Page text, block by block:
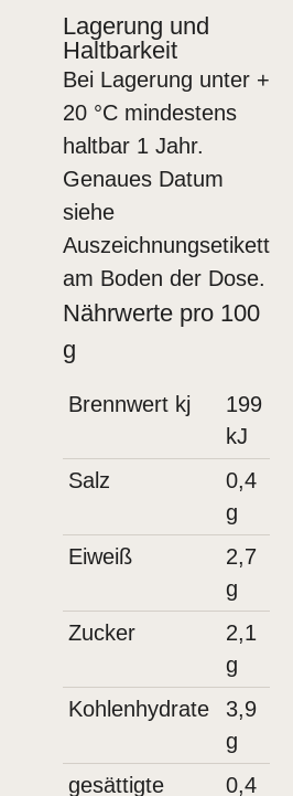
Lagerung und
Haltbarkeit
Bei Lagerung unter +
20 °C mindestens
haltbar 1 Jahr.
Genaues Datum
siehe
Auszeichnungsetikett
am Boden der Dose.
Nährwerte pro 100
g
Brennwert kj
199
kJ
Salz
0,4
g
Eiweiß
2,7
g
Zucker
2,1
g
Kohlenhydrate
3,9
g
gesättigte
0,4